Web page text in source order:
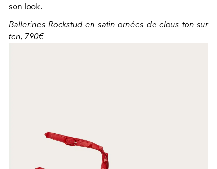
son look.
Ballerines Rockstud en satin ornées de clous ton sur
ton, 790€